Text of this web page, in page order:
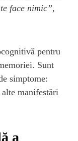
face nimic”,
pentru
Sunt
simptome:
manifestări
a